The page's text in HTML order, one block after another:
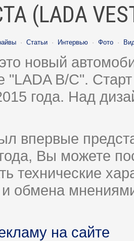
(LADA
· Статьи · Интервью · Фото ·
новый
"LADA B/C".
года. Над
впервые
Вы можете
технические
обмена
на сайте